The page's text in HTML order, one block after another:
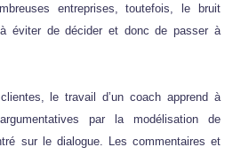
entreprises, toutefois, le bruit
éviter de décider et donc de passer à
le travail d’un coach apprend à
par la modélisation de
sur le dialogue. Les commentaires et